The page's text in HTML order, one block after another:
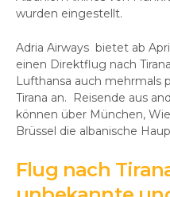
wurden eingestellt.
Adria Airways bietet ab
einen Direktflug nach
Lufthansa auch mehrmals
Tirana an. Reisende aus
können über München,
Brüssel die albanische
Flug nach